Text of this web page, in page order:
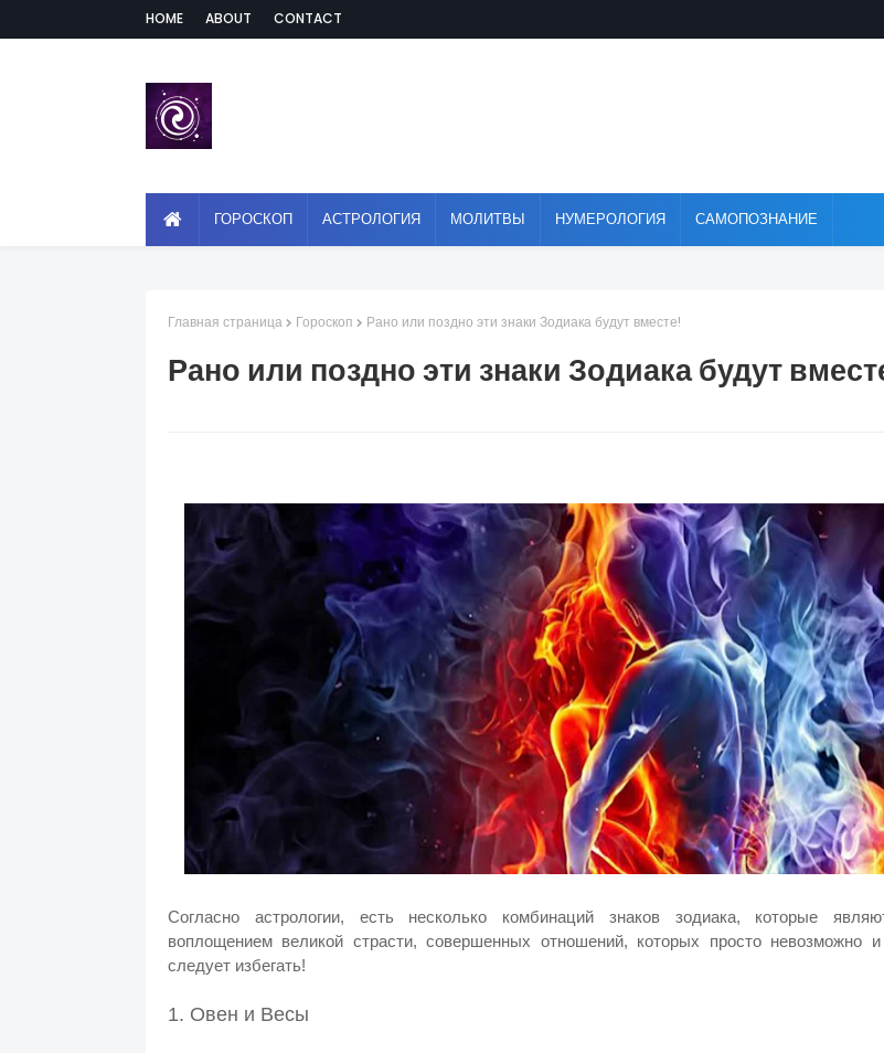
HOME ABOUT CONTACT
ГОРОСКОП АСТРОЛОГИЯ МОЛИТВЫ НУМЕРОЛОГИЯ САМОПОЗНАНИЕ
Главная страница Гороскоп Рано или поздно эти знаки Зодиака будут вместе!
Рано или поздно эти знаки Зодиака будут
Согласно астрологии, есть несколько комбинаций знаков зодиака, которые
воплощением великой страсти, совершенных отношений, которых просто невозможно
следует избегать!
1. Овен и Весы